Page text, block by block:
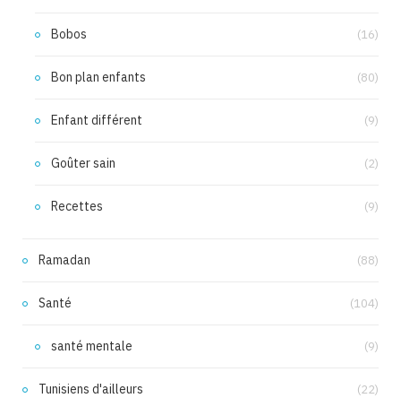
Bobos (16)
Bon plan enfants (80)
Enfant différent (9)
Goûter sain (2)
Recettes (9)
Ramadan (88)
Santé (104)
santé mentale (9)
Tunisiens d'ailleurs (22)